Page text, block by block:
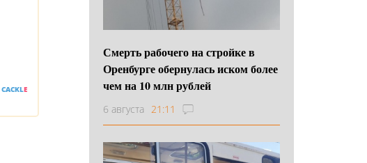
CACKLE
Смерть рабочего на стройке в
Оренбурге обернулась иском более
чем на 10 млн рублей
6 августа 21:11